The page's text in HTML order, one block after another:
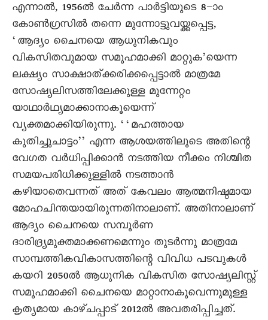
എന്നാൽ, 1956ൽ ചേർന്ന പാർട്ടിയുടെ 8–ാം
കോൺഗ്രസിൽ തന്നെ മുന്നോട്ടുവയ്ക്കപ്പെട്ട,
‘ആദ്യം ചെെനയെ ആധുനികവും
വികസിതവുമായ സമൂഹമാക്കി മാറ്റുക’യെന്ന
ലക്ഷ്യം സാക്ഷാത്ക്കരിക്കപ്പെട്ടാൽ മാത്രമേ
സോഷ്യലിസത്തിലേക്കുള്ള മുന്നേറ്റം
യാഥാർഥ്യമാക്കാനാകൂയെന്ന്
വ്യക്തമാക്കിയിരുന്നു. ‘‘മഹത്തായ
കുതിച്ചുചാട്ടം’’ എന്ന ആശയത്തിലൂടെ അതിന്റെ
വേഗത വർധിപ്പിക്കാൻ നടത്തിയ നീക്കം നിശ്ചിത
സമയപരിധിക്കുള്ളിൽ നടത്താൻ
കഴിയാതെവന്നത് അത് കേവലം ആത്മനിഷ്ഠമായ
മോഹചിന്തയായിരുന്നതിനാലാണ്. അതിനാലാണ്
ആദ്യം ചെെനയെ സമ്പൂർണ
ദാരിദ്ര്യമുക്തമാക്കണമെന്നും തുടർന്നു മാത്രമേ
സാമ്പത്തികവികാസത്തിന്റെ വിവിധ പടവുകൾ
കയറി 2050ൽ ആധുനിക വികസിത സോഷ്യലിസ്റ്റ്
സമൂഹമാക്കി ചെെനയെ മാറ്റാനാകൂവെന്നുമുള്ള
കൃത്യമായ കാഴ്ചപ്പാട് 2012ൽ അവതരിപ്പിച്ചത്.